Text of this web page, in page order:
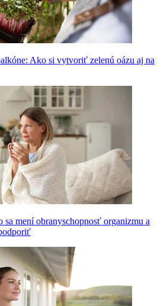
Ako si vytvoriť zelenú oázu aj na
sa mení obranyschopnosť organizmu a